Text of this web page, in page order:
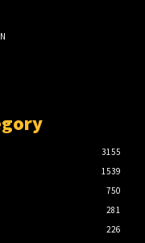
3155
1539
750
281
226